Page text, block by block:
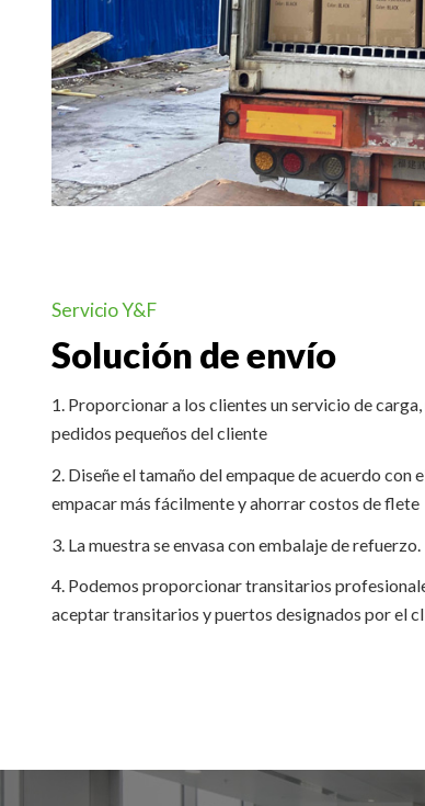
Servicio Y&F
Solución de envío
1. Proporcionar a los clientes un servicio de
pedidos pequeños del cliente
2. Diseñe el tamaño del empaque de acuerdo con
empacar más fácilmente y ahorrar costos de flete
3. La muestra se envasa con embalaje de refuerzo.
4. Podemos proporcionar transitarios
aceptar transitarios y puertos designados por el